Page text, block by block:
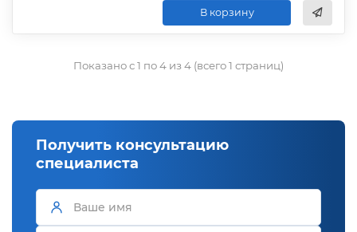
В корзину
Показано с 1 по 4 из 4 (всего 1 страниц)
Получить консультацию
специалиста